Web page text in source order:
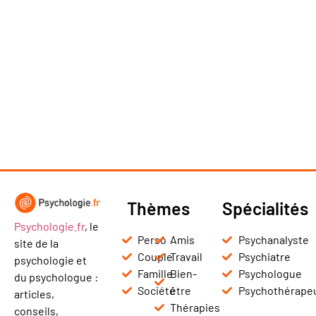
Psychologie.fr, le
site de la
psychologie et
du psychologue :
articles,
conseils,
Thèmes
Perso
Couple
Famille
Société
Amis
Travail
Bien-
être
Thérapies
Spécialités
Psychanalyste
Psychiatre
Psychologue